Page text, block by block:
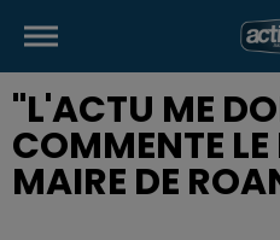
"L'ACTU ME
COMMENTE
MAIRE DE